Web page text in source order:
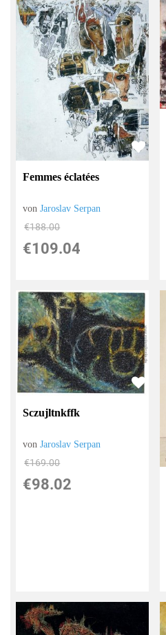
Femmes éclatées
vonJaroslav Serpan
€188.00
€109.04
Sczujltnkffk
vonJaroslav Serpan
€169.00
€98.02